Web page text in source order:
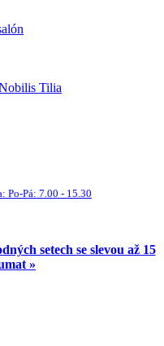
Tilia
Po-Pá: 7.00 - 15.30
setech se slevou až 15
»